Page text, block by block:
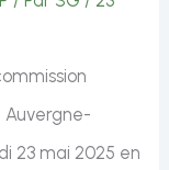
Auvergne-
23 mai 2025 en